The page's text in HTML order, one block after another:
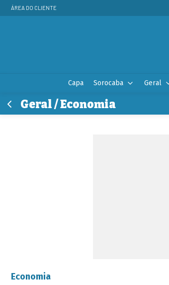
ÁREA DO CLIENTE
Capa Sorocaba Geral
Geral / Economia
Economia